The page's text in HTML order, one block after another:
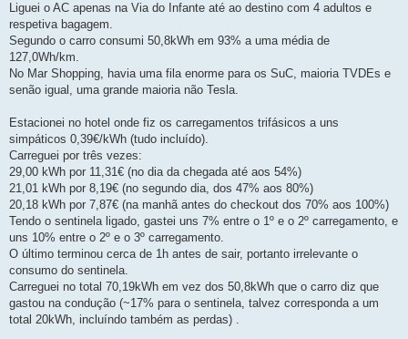
Liguei o AC apenas na Via do Infante até ao destino com 4 adultos e
respetiva bagagem.
Segundo o carro consumi 50,8kWh em 93% a uma média de
127,0Wh/km.
No Mar Shopping, havia uma fila enorme para os SuC, maioria TVDEs e
senão igual, uma grande maioria não Tesla.
Estacionei no hotel onde fiz os carregamentos trifásicos a uns
simpáticos 0,39€/kWh (tudo incluído).
Carreguei por três vezes:
29,00 kWh por 11,31€ (no dia da chegada até aos 54%)
21,01 kWh por 8,19€ (no segundo dia, dos 47% aos 80%)
20,18 kWh por 7,87€ (na manhã antes do checkout dos 70% aos 100%)
Tendo o sentinela ligado, gastei uns 7% entre o 1º e o 2º carregamento, e
uns 10% entre o 2º e o 3º carregamento.
O último terminou cerca de 1h antes de sair, portanto irrelevante o
consumo do sentinela.
Carreguei no total 70,19kWh em vez dos 50,8kWh que o carro diz que
gastou na condução (~17% para o sentinela, talvez corresponda a um
total 20kWh, incluíndo também as perdas) .